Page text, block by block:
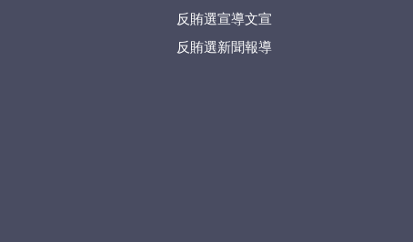
反賄選宣導文宣
反賄選新聞報導